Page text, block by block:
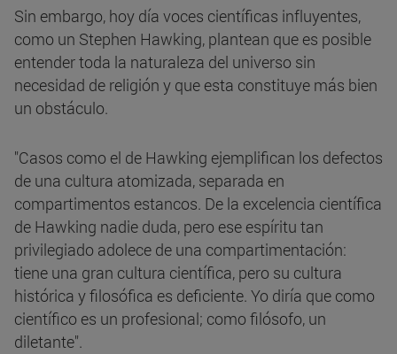
Sin embargo, hoy día voces científicas influyentes,
como un Stephen Hawking, plantean que es posible
entender toda la naturaleza del universo sin
necesidad de religión y que esta constituye más bien
un obstáculo.
"Casos como el de Hawking ejemplifican los defectos
de una cultura atomizada, separada en
compartimentos estancos. De la excelencia científica
de Hawking nadie duda, pero ese espíritu tan
privilegiado adolece de una compartimentación:
tiene una gran cultura científica, pero su cultura
histórica y filosófica es deficiente. Yo diría que como
científico es un profesional; como filósofo, un
diletante".